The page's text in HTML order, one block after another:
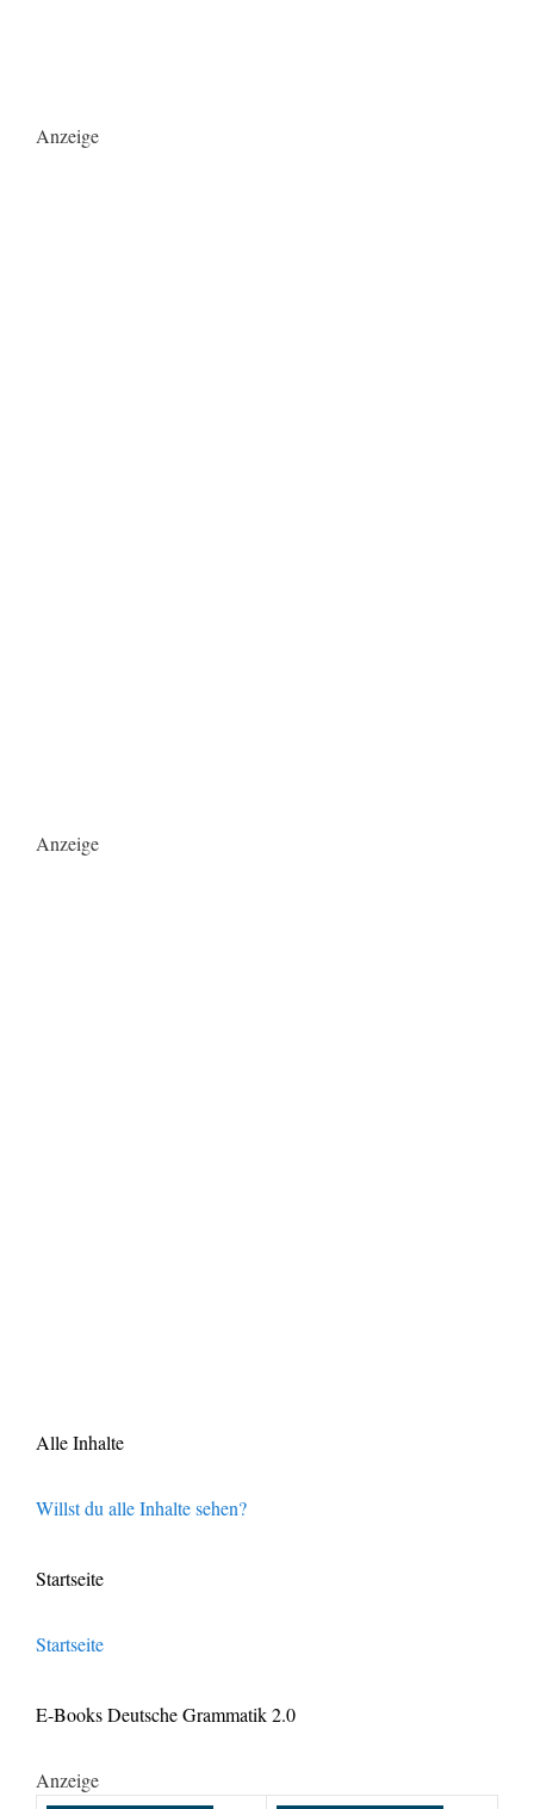
Anzeige
Anzeige
Alle Inhalte
Willst du alle Inhalte sehen?
Startseite
Startseite
E-Books Deutsche Grammatik 2.0
Anzeige